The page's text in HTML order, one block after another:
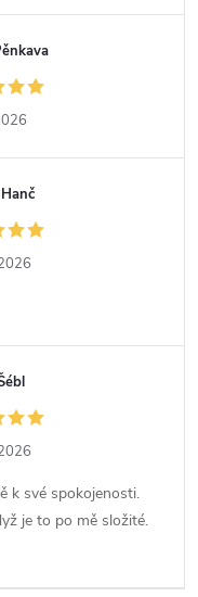
k své spokojenosti.
je to po mě složité.